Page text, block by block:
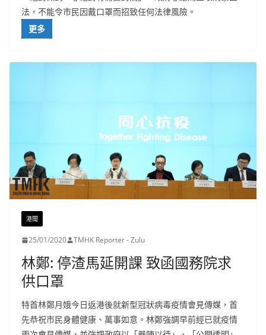
法，不能令市民因戴口罩而招致任何法律風險。
更多
港聞
25/01/2020 TMHK Reporter - Zulu
林鄭: 停渣馬延開課 致函國務院求
供口罩
特首林鄭月娥今日返港後就新型冠狀病毒疫情會見傳媒，首
先恭祝市民身體健康、萬事如意。林鄭強調早前經已就疫情